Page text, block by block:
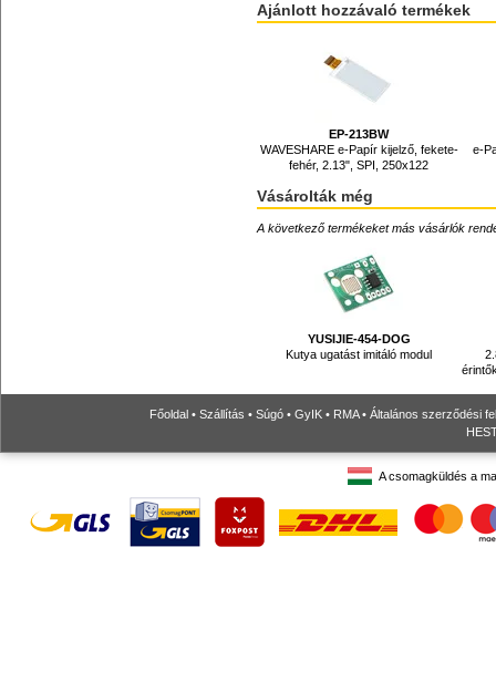
Ajánlott hozzávaló termékek
EP-213BW
WAVESHARE e-Papír kijelző, fekete-
fehér, 2.13", SPI, 250x122
e-
Vásárolták még
A következő termékeket más vásárlók
YUSIJIE-454-DOG
Kutya ugatást imitáló modul
Főoldal • Szállítás • Súgó • GyIK • RMA• Általános szerződési
A csomagküldés a